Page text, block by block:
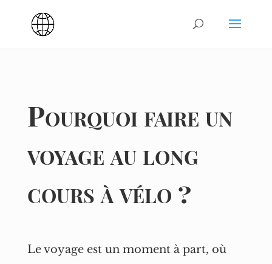
Pourquoi faire un
voyage au long
cours à vélo ?
Le voyage est un moment à part, où